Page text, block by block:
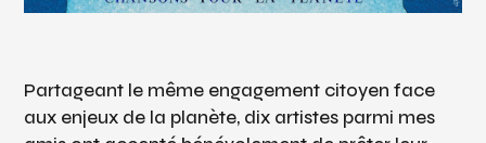
Partageant le même engagement citoyen face
aux enjeux de la planète, dix artistes parmi mes